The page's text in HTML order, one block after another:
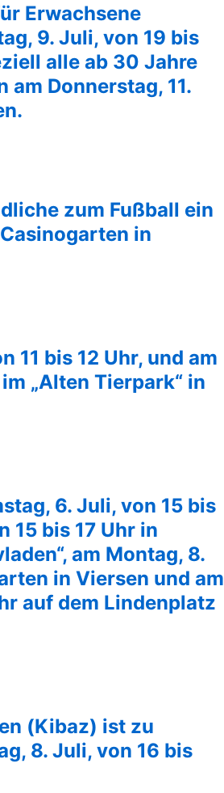
Erwachsene
9. Juli, von 19 bis
alle ab 30 Jahre
Donnerstag, 11.
zum Fußball ein
in
11 bis 12 Uhr, und am
„Alten Tierpark“ in
6. Juli, von 15 bis
15 bis 17 Uhr in
am Montag, 8.
in Viersen und am
auf dem Lindenplatz
(Kibaz) ist zu
8. Juli, von 16 bis